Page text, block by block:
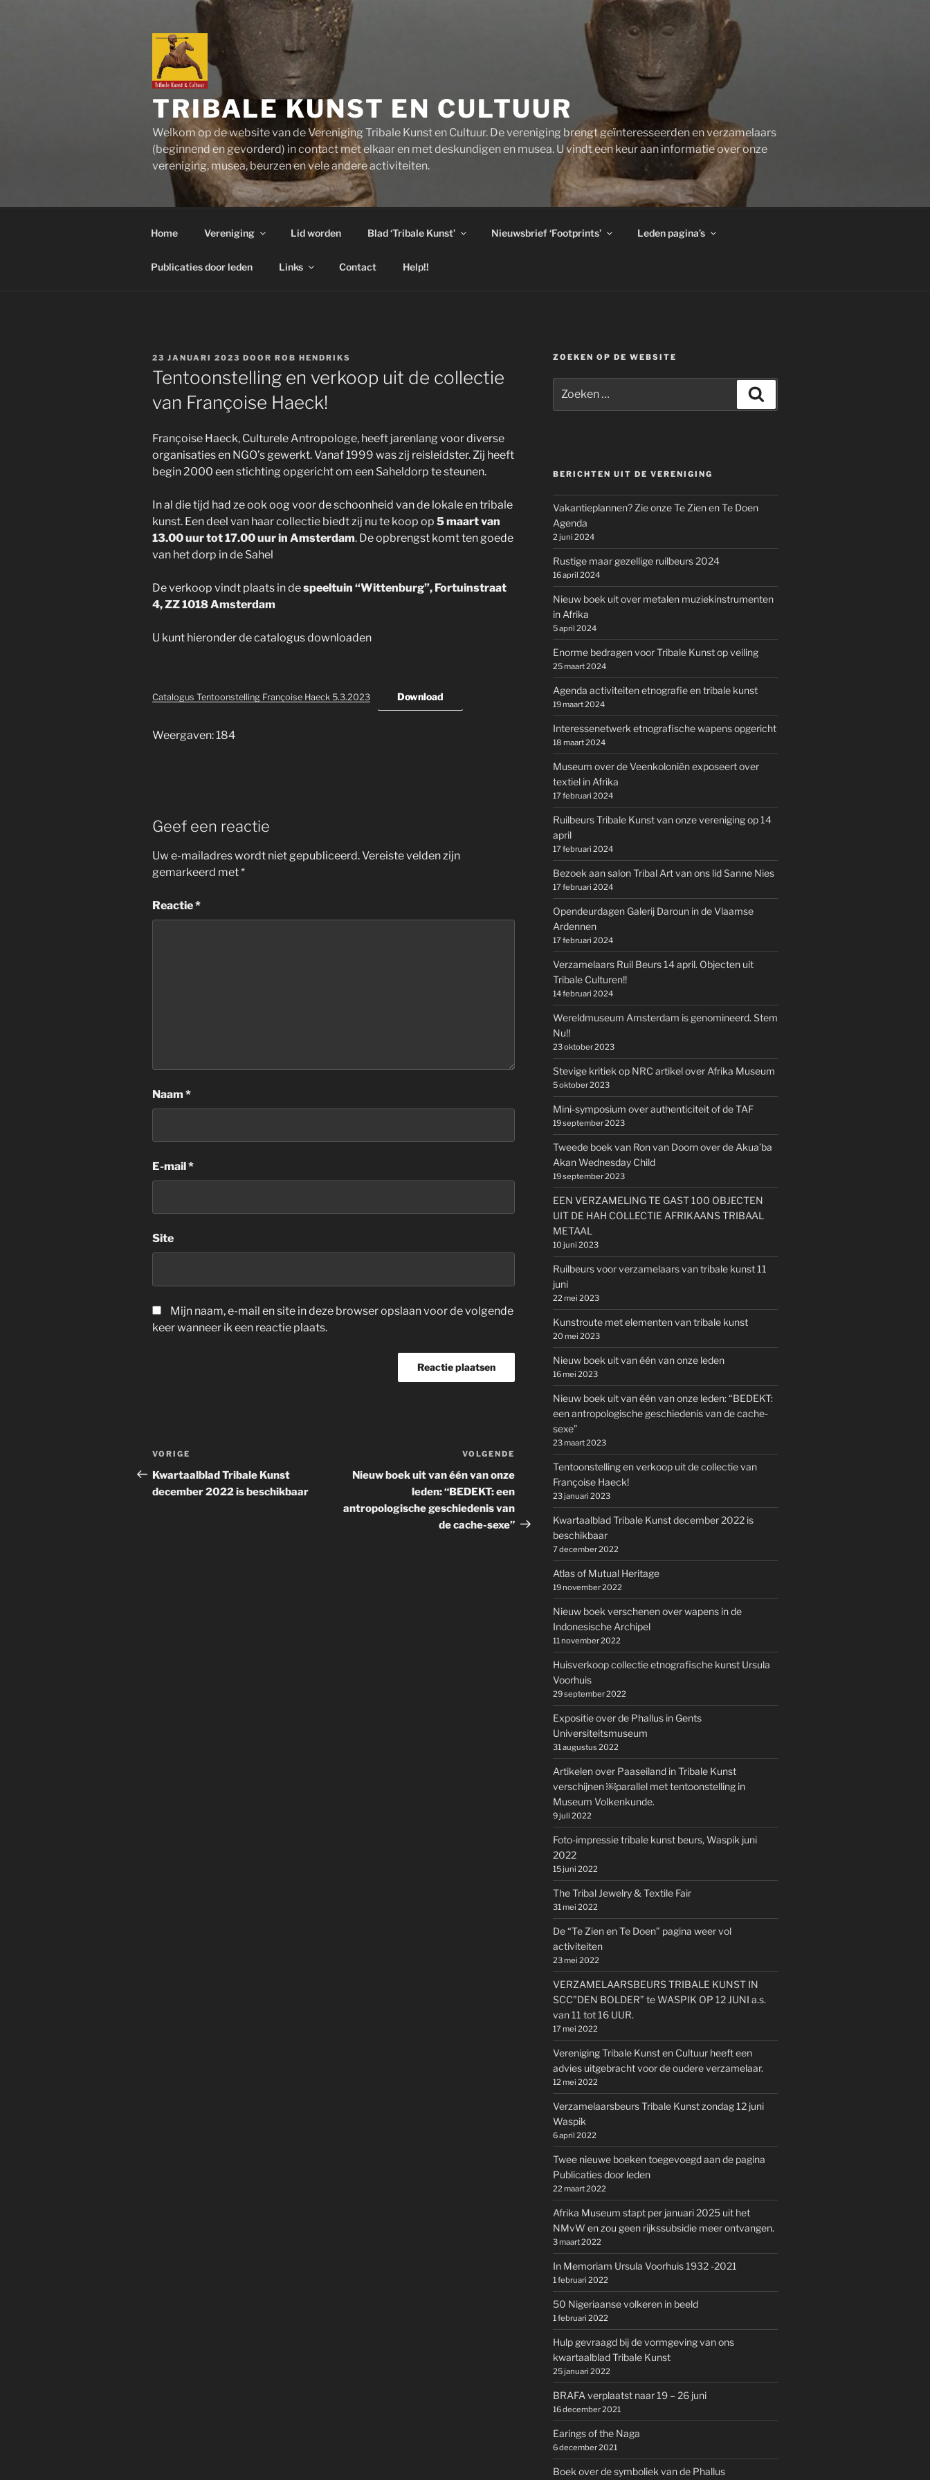
TRIBALE KUNST EN CULTUUR
Welkom op de website van de Vereniging Tribale Kunst en Cultuur. De vereniging brengt geïnteresseerden en verzamelaars
(beginnend en gevorderd) in contact met elkaar en met deskundigen en musea. U vindt een keur aan informatie over onze
vereniging, musea, beurzen en vele andere activiteiten.
Home Vereniging Lid worden Blad ‘Tribale Kunst’ Nieuwsbrief ‘Footprints’ Leden pagina’s
Publicaties door leden Links Contact Help!!
GEPLAATST
OP
23 JANUARI 2023 DOOR ROB HENDRIKS
Tentoonstelling en verkoop uit de collectie
van Françoise Haeck!
Françoise Haeck, Culturele Antropologe, heeft jarenlang voor diverse
organisaties en NGO’s gewerkt. Vanaf 1999 was zij reisleidster. Zij heeft
begin 2000 een stichting opgericht om een Saheldorp te steunen.
In al die tijd had ze ook oog voor de schoonheid van de lokale en tribale
kunst. Een deel van haar collectie biedt zij nu te koop op 5 maart van
13.00 uur tot 17.00 uur in Amsterdam. De opbrengst komt ten goede
van het dorp in de Sahel
De verkoop vindt plaats in despeeltuin “Wittenburg”, Fortuinstraat
4, ZZ 1018 Amsterdam
U kunt hieronder de catalogus downloaden
Catalogus Tentoonstelling Françoise Haeck 5.3.2023 Download
Weergaven: 184
Geef een reactie
Uw e-mailadres wordt niet gepubliceerd.Vereiste velden zijn
gemarkeerd met*
Reactie*
Naam *
E-mail*
Site
Mijn naam, e-mail en site in deze browser opslaan voor de volgende
keer wanneer ik een reactie plaats.
Berichtnavigatie
Vorig
bericht
VORIGE
Kwartaalblad Tribale Kunst
december 2022 is beschikbaar
Volgend
bericht
VOLGENDE
Nieuw boek uit van één van onze
leden: “BEDEKT: een
antropologische geschiedenis van
de cache-sexe”
ZOEKEN OP DE WEBSITE
naar:
BERICHTEN UIT DE VERENIGING
Vakantieplannen? Zie onze Te Zien en Te Doen
Agenda
2 juni 2024
Rustige maar gezellige ruilbeurs 2024
16 april 2024
Nieuw boek uit over metalen muziekinstrumenten
in Afrika
5 april 2024
Enorme bedragen voor Tribale Kunst op veiling
25 maart 2024
Agenda activiteiten etnografie en tribale kunst
19 maart 2024
Interessenetwerk etnografische wapens opgericht
18 maart 2024
Museum over de Veenkoloniën exposeert over
textiel in Afrika
17 februari 2024
Ruilbeurs Tribale Kunst van onze vereniging op 14
april
17 februari 2024
Bezoek aan salon Tribal Art van ons lid Sanne Nies
17 februari 2024
Opendeurdagen Galerij Daroun in de Vlaamse
Ardennen
17 februari 2024
Verzamelaars Ruil Beurs 14 april. Objecten uit
Tribale Culturen!!
14 februari 2024
Wereldmuseum Amsterdam is genomineerd. Stem
Nu!!
23 oktober 2023
Stevige kritiek op NRC artikel over Afrika Museum
5 oktober 2023
Mini-symposium over authenticiteit of de TAF
19 september 2023
Tweede boek van Ron van Doorn over de Akua’ba
Akan Wednesday Child
19 september 2023
EEN VERZAMELING TE GAST 100 OBJECTEN
UIT DE HAH COLLECTIE AFRIKAANS TRIBAAL
METAAL
10 juni 2023
Ruilbeurs voor verzamelaars van tribale kunst 11
juni
22 mei 2023
Kunstroute met elementen van tribale kunst
20 mei 2023
Nieuw boek uit van één van onze leden
16 mei 2023
Nieuw boek uit van één van onze leden: “BEDEKT:
een antropologische geschiedenis van de cache-
sexe”
23 maart 2023
Tentoonstelling en verkoop uit de collectie van
Françoise Haeck!
23 januari 2023
Kwartaalblad Tribale Kunst december 2022 is
beschikbaar
7 december 2022
Atlas of Mutual Heritage
19 november 2022
Nieuw boek verschenen over wapens in de
Indonesische Archipel
11 november 2022
Huisverkoop collectie etnografische kunst Ursula
Voorhuis
29 september 2022
Expositie over de Phallus in Gents
Universiteitsmuseum
31 augustus 2022
Artikelen over Paaseiland in Tribale Kunst
verschijnen ￼parallel met tentoonstelling in
Museum Volkenkunde.
9 juli 2022
Foto-impressie tribale kunst beurs, Waspik juni
2022
15 juni 2022
The Tribal Jewelry & Textile Fair
31 mei 2022
De “Te Zien en Te Doen” pagina weer vol
activiteiten
23 mei 2022
VERZAMELAARSBEURS TRIBALE KUNST IN
SCC”DEN BOLDER” te WASPIK OP 12 JUNI a.s.
van 11 tot 16 UUR.
17 mei 2022
Vereniging Tribale Kunst en Cultuur heeft een
advies uitgebracht voor de oudere verzamelaar.
12 mei 2022
Verzamelaarsbeurs Tribale Kunst zondag 12 juni
Waspik
6 april 2022
Twee nieuwe boeken toegevoegd aan de pagina
Publicaties door leden
22 maart 2022
Afrika Museum stapt per januari 2025 uit het
NMvW en zou geen rijkssubsidie meer ontvangen.
3 maart 2022
In Memoriam Ursula Voorhuis 1932 -2021
1 februari 2022
50 Nigeriaanse volkeren in beeld
1 februari 2022
Hulp gevraagd bij de vormgeving van ons
kwartaalblad Tribale Kunst
25 januari 2022
BRAFA verplaatst naar 19 – 26 juni
16 december 2021
Earings of the Naga
6 december 2021
Boek over de symboliek van de Phallus